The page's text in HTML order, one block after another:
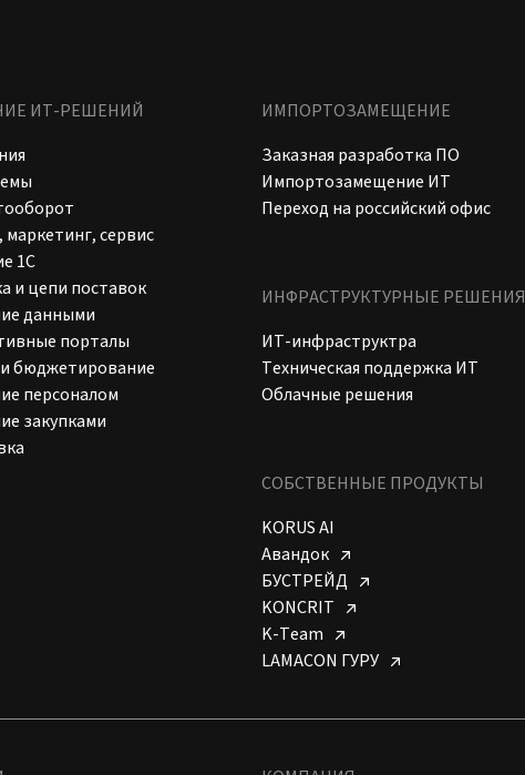
ИТ-РЕШЕНИЙ
сервис
1С
и цепи поставок
данными
порталы
бюджетирование
персоналом
закупками
ИМПОРТОЗАМЕЩЕНИЕ
Заказная разработка ПО
Импортозамещение ИТ
Переход на российский офис
ИНФРАСТРУКТУРНЫЕ РЕШЕНИЯ
ИТ-инфраструктра
Техническая поддержка ИТ
Облачные решения
СОБСТВЕННЫЕ ПРОДУКТЫ
KORUS AI
Авандок
БУСТРЕЙД
KONCRIT
K-Team
LAMACON ГУРУ